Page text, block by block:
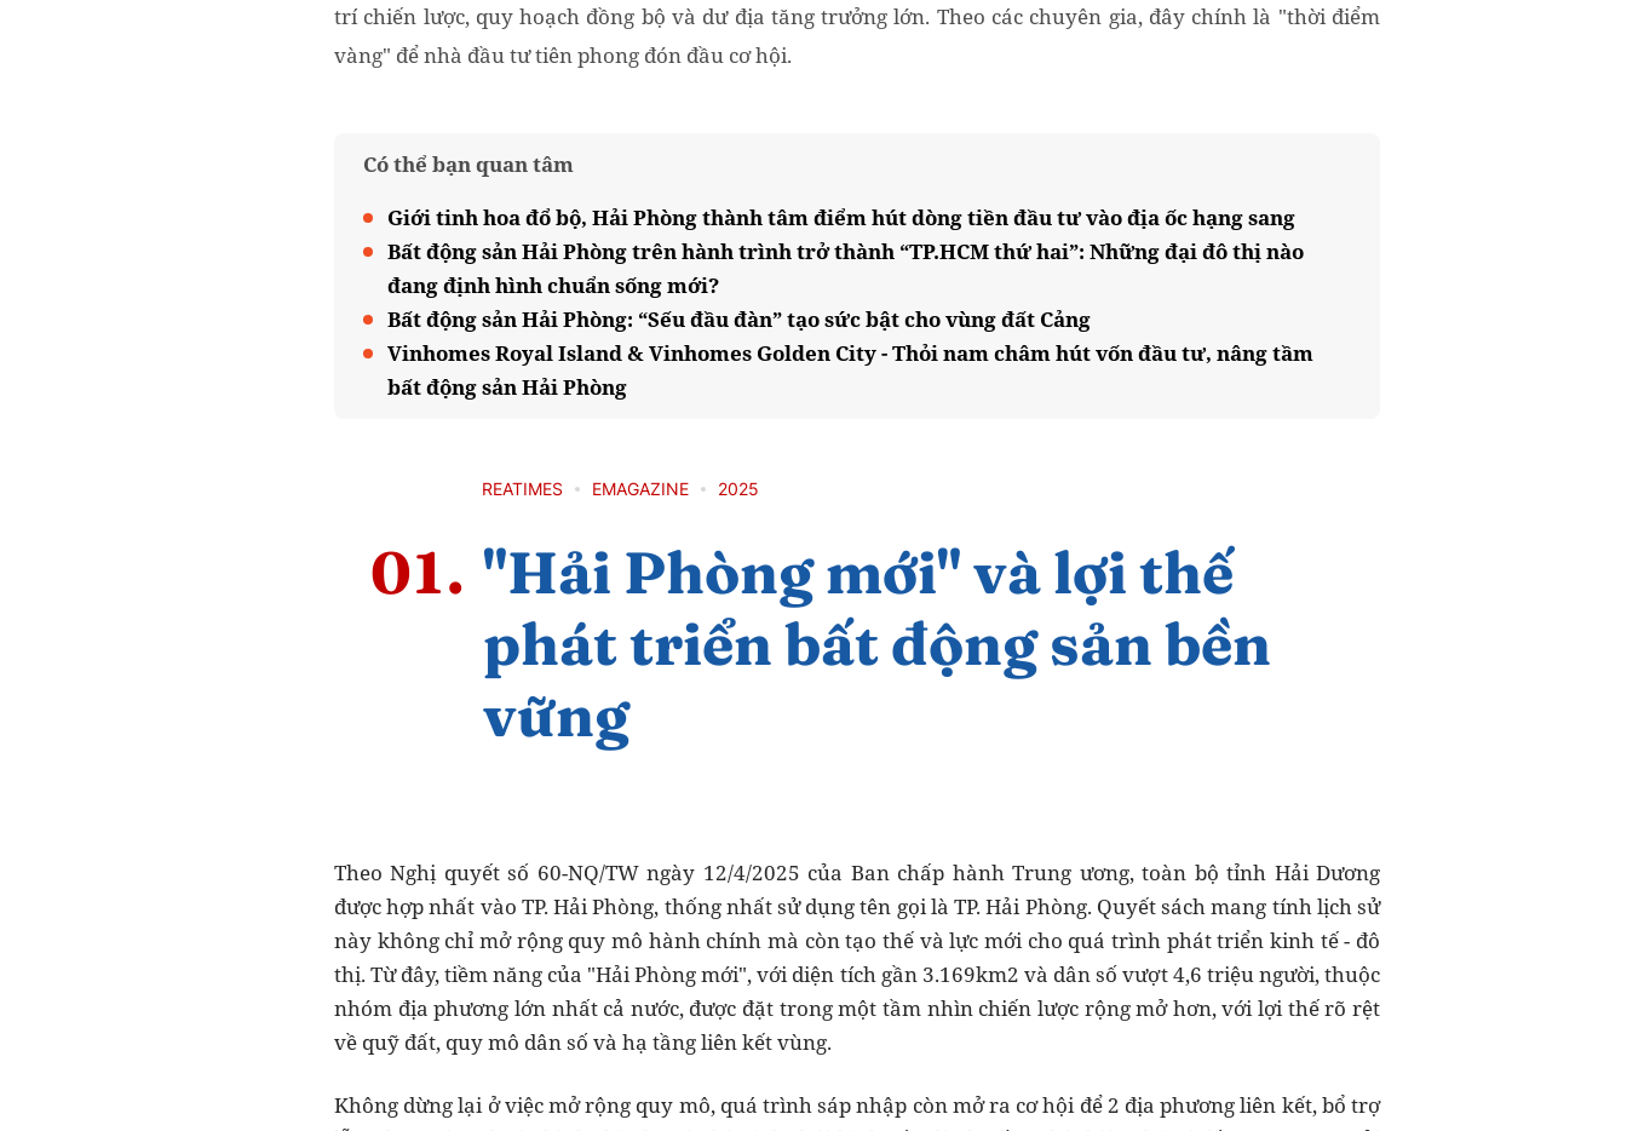
trí chiến lược, quy hoạch đồng bộ và dư địa tăng trưởng lớn. Theo các chuyên gia, đây chính là "thời điểm
vàng" để nhà đầu tư tiên phong đón đầu cơ hội.
Có thể bạn quan tâm
Giới tinh hoa đổ bộ, Hải Phòng thành tâm điểm hút dòng tiền đầu tư vào địa ốc hạng sang
Bất động sản Hải Phòng trên hành trình trở thành “TP.HCM thứ hai”: Những đại đô thị nào
đang định hình chuẩn sống mới?
Bất động sản Hải Phòng: “Sếu đầu đàn” tạo sức bật cho vùng đất Cảng
Vinhomes Royal Island & Vinhomes Golden City - Thỏi nam châm hút vốn đầu tư, nâng tầm
bất động sản Hải Phòng
Theo Nghị quyết số 60-NQ/TW ngày 12/4/2025 của Ban chấp hành Trung ương, toàn bộ tỉnh Hải Dương
được hợp nhất vào TP. Hải Phòng, thống nhất sử dụng tên gọi là TP. Hải Phòng. Quyết sách mang tính lịch sử
này không chỉ mở rộng quy mô hành chính mà còn tạo thế và lực mới cho quá trình phát triển kinh tế - đô
thị. Từ đây, tiềm năng của "Hải Phòng mới", với diện tích gần 3.169km2 và dân số vượt 4,6 triệu người, thuộc
nhóm địa phương lớn nhất cả nước, được đặt trong một tầm nhìn chiến lược rộng mở hơn, với lợi thế rõ rệt
về quỹ đất, quy mô dân số và hạ tầng liên kết vùng.
Không dừng lại ở việc mở rộng quy mô, quá trình sáp nhập còn mở ra cơ hội để 2 địa phương liên kết, bổ trợ